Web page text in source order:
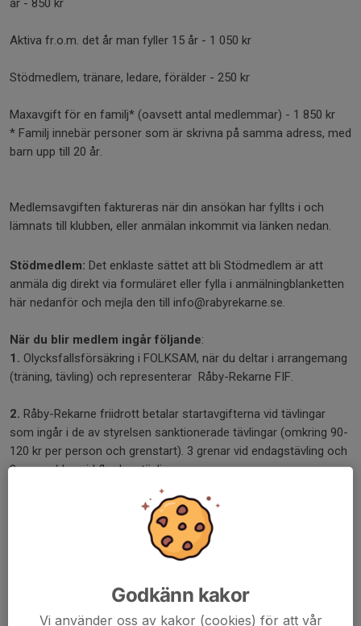
år - 850 kr
Aktiva fr.o.m. det år man fyller 15 år - 1 050 kr
Stödmedlem, tränare, ledare, förälder - 250 kr
Maxavgift för en familj* (oavsett antal medlemmar) - 1 850 kr
* Familj innebär personer som är skrivna på samma adress, med
barn upp till 20 år.
Medlemsavgiften faktureras när din ansökan har fyllts i och
lämnats till klubben, eller anmälan inkommit via länken nedan.
Stödmedlem: Det enklaste sättet att bli Stödmedlem är att
anmäla dig direkt via formuläret eller fylla i anmälningblanketten
här nedanför och mejla den till info@rabyrekarne.se.
När du blir medlem ingår följande:
1. Olycksfallsförsäkring i FOLKSAM, när du deltar i arrangemang
(träning, tävling) och representerar Råby-Rekarne FIF.
2. Råby-Rekarne friidrott betalar startavgifterna vid tävlingar
som ingår i de av styrelsen sanktionerade tävlingar (omkring 90-
120 kr per person och grenstart). 3 grenar vid endagstävling och
2 grenar/dag vid flerdagstävling.
Duktiga instruktörer som garanterar en bra och ålders
Bli medlem
Klicka här för digital ansökan
Godkänn kakor
Vi använder oss av kakor (cookies) för att vår